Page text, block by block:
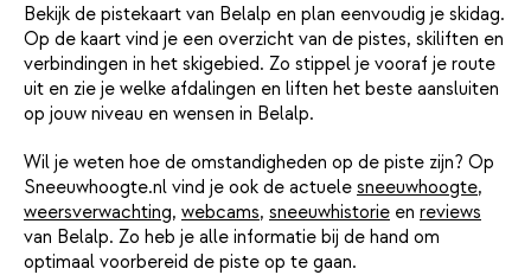
Bekijk de pistekaart van Belalp en plan eenvoudig je skidag.
Op de kaart vind je een overzicht van de pistes, skiliften en
verbindingen in het skigebied. Zo stippel je vooraf je route
uit en zie je welke afdalingen en liften het beste aansluiten
op jouw niveau en wensen in Belalp.
Wil je weten hoe de omstandigheden op de piste zijn? Op
Sneeuwhoogte.nl vind je ook de actuele sneeuwhoogte,
weersverwachting, webcams, sneeuwhistorie en reviews
van Belalp. Zo heb je alle informatie bij de hand om
optimaal voorbereid de piste op te gaan.